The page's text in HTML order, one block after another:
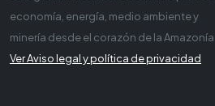
economía, energía, medio ambiente y
minería desde el corazón de la Amazonía
Ver Aviso legal y política de privacidad